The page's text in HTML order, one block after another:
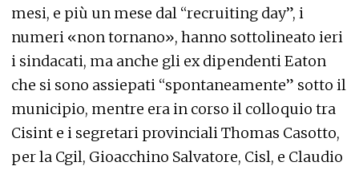
mesi, e più un mese dal “recruiting day”, i
numeri «non tornano», hanno sottolineato ieri
i sindacati, ma anche gli ex dipendenti Eaton
che si sono assiepati “spontaneamente” sotto il
municipio, mentre era in corso il colloquio tra
Cisint e i segretari provinciali Thomas Casotto,
per la Cgil, Gioacchino Salvatore, Cisl, e Claudio